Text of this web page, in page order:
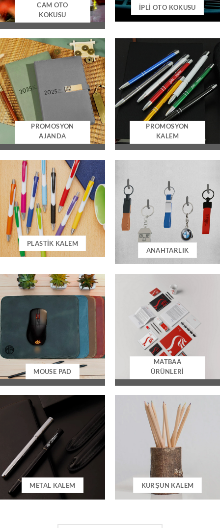
CAM OTO
KOKUSU
İPLI OTO KOKUSU
PROMOSYON
AJANDA
PROMOSYON
KALEM
PLASTIK KALEM
ANAHTARLIK
MOUSE PAD
MATBAA
ÜRÜNLERI
METAL KALEM KURŞUN KALEM